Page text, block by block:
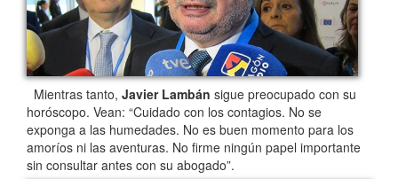
Mientras tanto, Javier Lambán sigue preocupado con su
horóscopo. Vean: “Cuidado con los contagios. No se
exponga a las humedades. No es buen momento para los
amoríos ni las aventuras. No firme ningún papel importante
sin consultar antes con su abogado”.